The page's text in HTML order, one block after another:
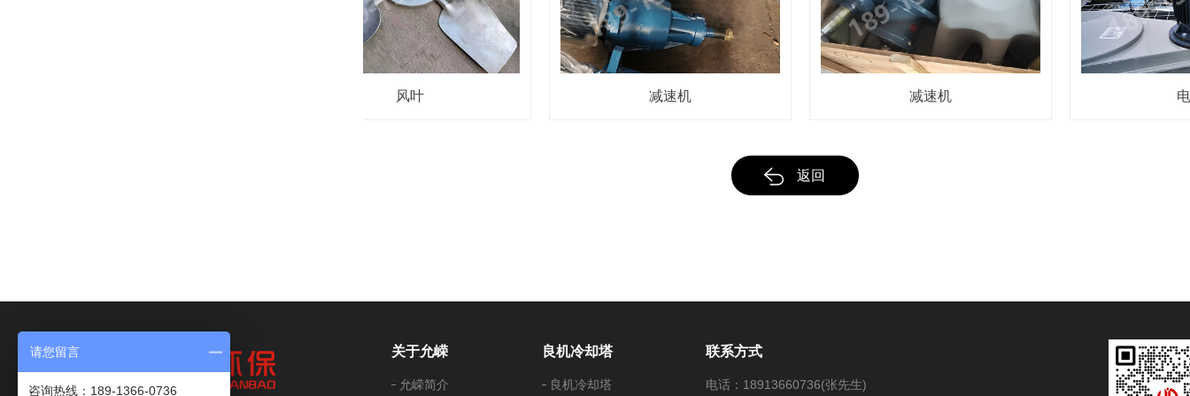
风叶 减速机 减速机 电机
返回
关于允嵘
允嵘简介
良机冷却塔
良机冷却塔
联系方式
电话：18913660736(张先生)
请您留言
咨询热线：189-1366-0736